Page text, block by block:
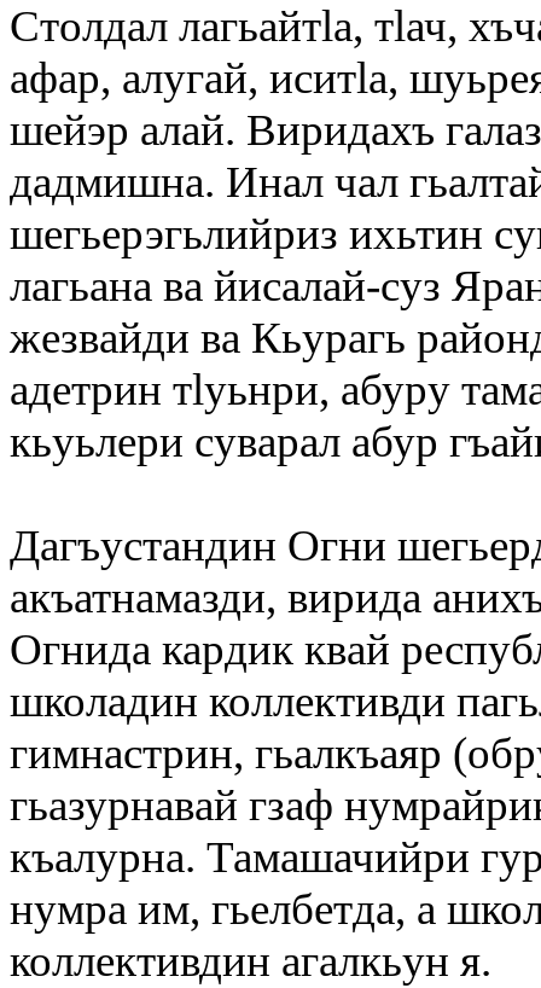
Столдал лагьайтlа, тlач,
афар, алугай, иситlа,
шейэр алай. Виридахъ
дадмишна. Инал чал
шегьерэгьлийриз ихьтин
лагьана ва йисалай-суз
жезвайди ва Кьурагь
адетрин тlуьнри, абуру
кьуьлери суварал абур
Дагъустандин Огни
акъатнамазди, вирида
Огнида кардик квай
школадин коллективди
гимнастрин, гьалкъаяр
гьазурнавай гзаф
къалурна. Тамашачийри
нумра им, гьелбетда, а
коллективдин агалкьун я.